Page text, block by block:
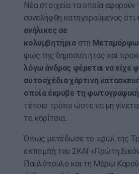
Νέα στοιχεία τα οποία αφορούν
συνελήφθη κατηγορούμενος ότι
ανήλικες σε
κολυμβητήριο στη
φως της δημοσιότητας και
λόγω άνδρας φέρεται να είχε
αυτοσχέδια χάρτινη
οποία έκρυβε τη
τέτοιο τρόπο ώστε να μη
τα κορίτσια.
Όπως μετέδωσε το πρωί της
εκπομπή του ΣΚΑΪ «Πρώτη
Παυλόπουλο και τη Μάρω